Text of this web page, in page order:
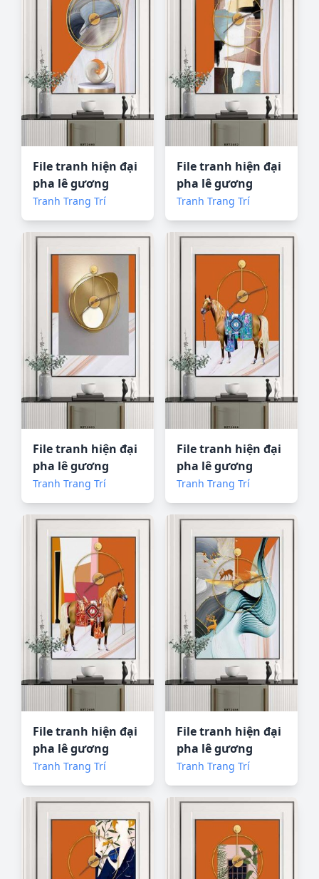
File tranh hiện đại
pha lê gương
KF72680
Tranh Trang Trí
File tranh hiện đại
pha lê gương
KF72682
Tranh Trang Trí
File tranh hiện đại
pha lê gương
KF72683
Tranh Trang Trí
File tranh hiện đại
pha lê gương
KF72684
Tranh Trang Trí
File tranh hiện đại
pha lê gương
KF72685
Tranh Trang Trí
File tranh hiện đại
pha lê gương
KF72686
Tranh Trang Trí